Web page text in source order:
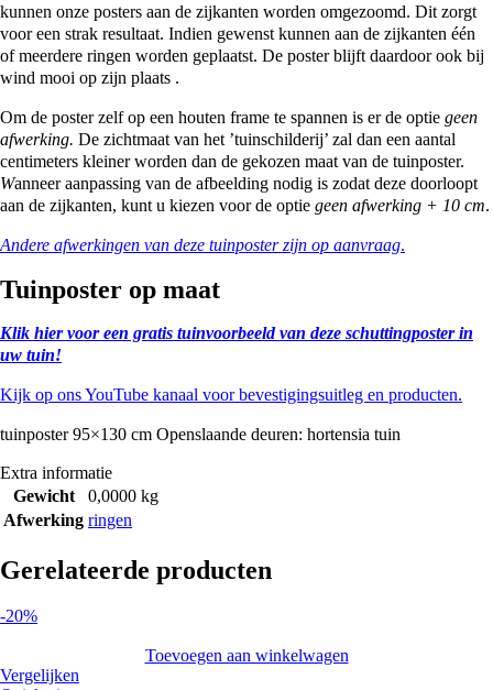
kunnen onze posters aan de zijkanten worden omgezoomd. Dit zorgt
voor een strak resultaat. Indien gewenst kunnen aan de zijkanten één
of meerdere ringen worden geplaatst. De poster blijft daardoor ook bij
wind mooi op zijn plaats .
Om de poster zelf op een houten frame te spannen is er de optie geen
afwerking. De zichtmaat van het ’tuinschilderij’ zal dan een aantal
centimeters kleiner worden dan de gekozen maat van de tuinposter.
Wanneer aanpassing van de afbeelding nodig is zodat deze doorloopt
aan de zijkanten, kunt u kiezen voor de optie geen afwerking + 10 cm.
Andere afwerkingen van deze tuinposter zijn op aanvraag.
Tuinposter op maat
Klik hier voor een gratis tuinvoorbeeld van deze schuttingposter in
uw tuin!
Kijk op ons YouTube kanaal voor bevestigingsuitleg en producten.
tuinposter 95×130 cm Openslaande deuren: hortensia tuin
Extra informatie
Gewicht
0,0000 kg
Afwerking ringen
Gerelateerde producten
-20%
Toevoegen aan winkelwagen
Vergelijken